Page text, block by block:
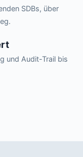
SDBs, über
und Audit-Trail bis